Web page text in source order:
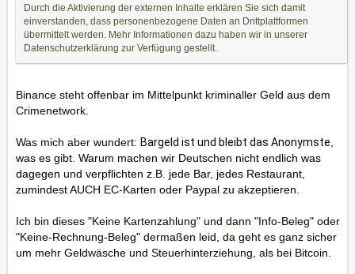
Durch die Aktivierung der externen Inhalte erklären Sie sich damit
einverstanden, dass personenbezogene Daten an Drittplattformen
übermittelt werden. Mehr Informationen dazu haben wir in unserer
Datenschutzerklärung zur Verfügung gestellt.
Binance steht offenbar im Mittelpunkt kriminaller Geld aus dem
Crimenetwork.
Was mich aber wundert: Bargeld ist und bleibt das Anonymste
was es gibt. Warum machen wir Deutschen nicht endlich was
dagegen und verpflichten z.B. jede Bar, jedes Restaurant,
zumindest AUCH EC-Karten oder Paypal zu akzeptieren.
Ich bin dieses "Keine Kartenzahlung" und dann "Info-Beleg" oder
"Keine-Rechnung-Beleg" dermaßen leid, da geht es ganz sicher
um mehr Geldwäsche und Steuerhinterziehung, als bei Bitcoin.